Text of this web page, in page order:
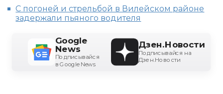
С погоней и стрельбой в Вилейском районе
задержали пьяного водителя
Google
News
Подписывайся
в Google News
Дзен.Новости
Подписывайся на
Дзен.Новости